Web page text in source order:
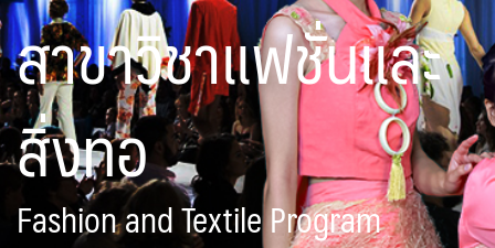
สาขาวิชาแฟชั่นและ
สิ่งทอ
Fashion and Textile Program